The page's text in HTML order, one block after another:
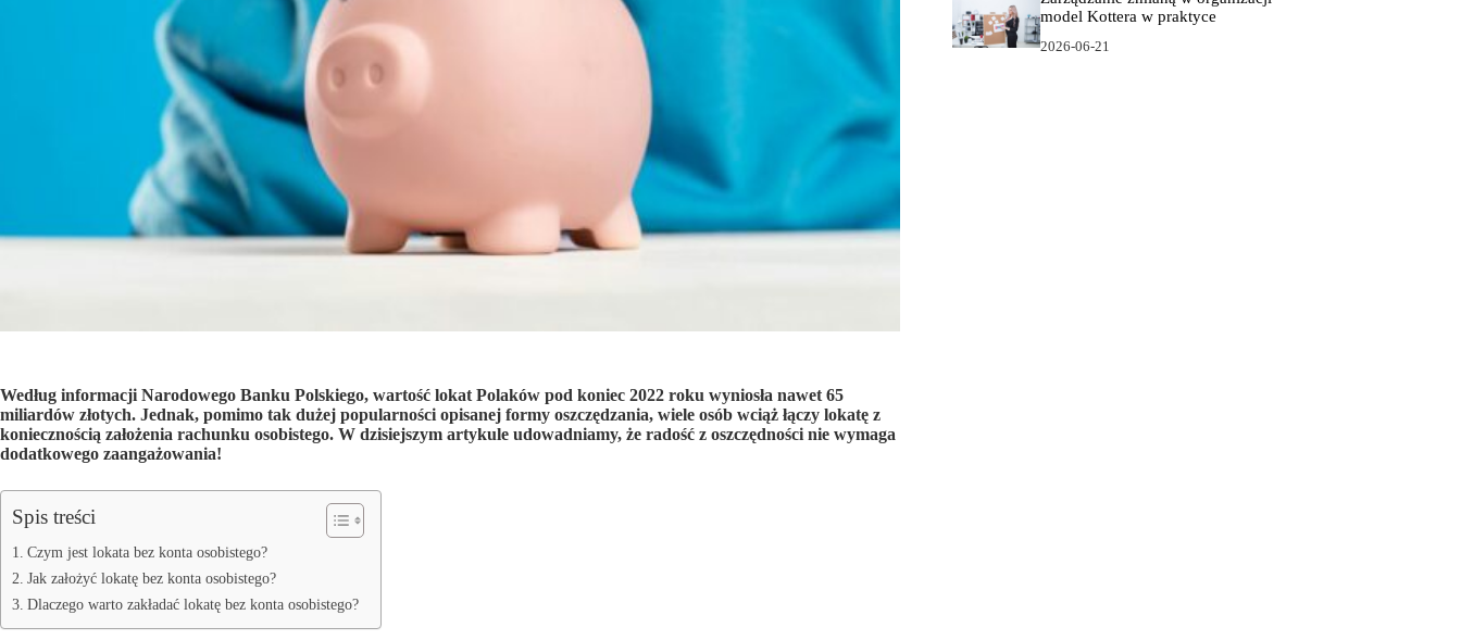
Według informacji Narodowego Banku Polskiego, wartość lokat Polaków pod koniec 2022 roku wyniosła nawet 65
miliardów złotych. Jednak, pomimo tak dużej popularności opisanej formy oszczędzania, wiele osób wciąż łączy lokatę z
koniecznością założenia rachunku osobistego. W dzisiejszym artykule udowadniamy, że radość z oszczędności nie wymaga
dodatkowego zaangażowania!
Spis treści
Czym jest lokata bez konta osobistego?
Jak założyć lokatę bez konta osobistego?
Dlaczego warto zakładać lokatę bez konta osobistego?
model Kottera w praktyce
2026-06-21